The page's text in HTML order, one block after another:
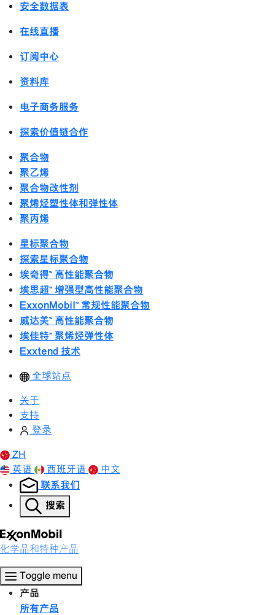
安全数据表
在线直播
订阅中心
资料库
电子商务服务
探索价值链合作
聚合物
聚乙烯
聚合物改性剂
聚烯烃塑性体和弹性体
聚丙烯
星标聚合物
探索星标聚合物
埃奇得™ 高性能聚合物
埃思超™ 增强型高性能聚合物
ExxonMobil™ 常规性能聚合物
威达美™ 高性能聚合物
埃佳特™ 聚烯烃弹性体
Exxtend 技术
全球站点
关于
支持
登录
ZH
英语
西班牙语 中文
联系我们
搜索
化学品和特种产品
Toggle menu
产品
所有产品